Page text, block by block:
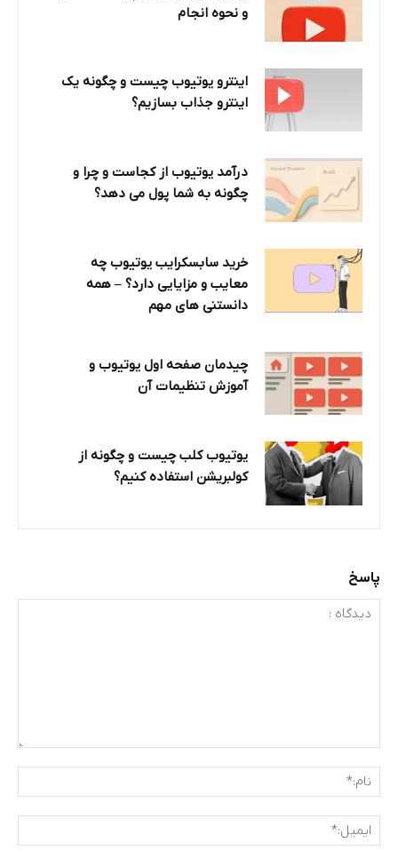
و نحوه انجام
اینترو یوتیوب چیست و چگونه یک
اینترو جذاب بسازیم؟
درآمد یوتیوب از کجاست و چرا و
چگونه به شما پول می دهد؟
خرید سابسکرایب یوتیوب چه
معایب و مزایایی دارد؟‌ – همه
دانستنی های مهم
چیدمان صفحه اول یوتیوب و
آموزش تنظیمات آن
یوتیوب کلب چیست و چگونه از
کولبریشن استفاده کنیم؟
پاسخ